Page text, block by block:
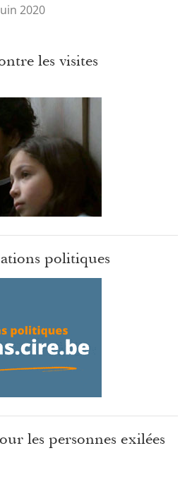
2020
les visites
politiques
les personnes exilées